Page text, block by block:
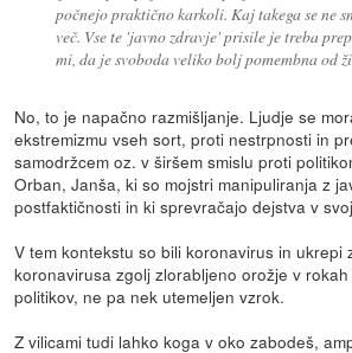
počnejo praktično karkoli. Kaj takega se ne
več. Vse te 'javno zdravje' prisile je treba
mi, da je svoboda veliko bolj pomembna od
No, to je napačno razmišljanje. Ljudje se
ekstremizmu vseh sort, proti nestrpnosti in
samodržcem oz. v širšem smislu proti
Orban, Janša, ki so mojstri manipuliranja z
postfaktičnosti in ki sprevračajo dejstva v
V tem kontekstu so bili koronavirus in ukrepi
koronavirusa zgolj zlorabljeno orožje v
politikov, ne pa nek utemeljen vzrok.
Z vilicami tudi lahko koga v oko zabodeš,